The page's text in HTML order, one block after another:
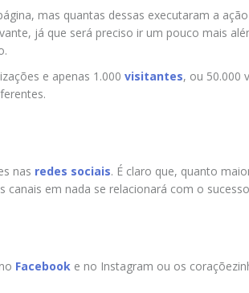
mas quantas dessas executaram a
já que será preciso ir um pouco mais
e apenas 1.000 visitantes, ou 50.000
nas redes sociais. É claro que, quanto
em nada se relacionará com o
no Facebook e no Instagram ou os